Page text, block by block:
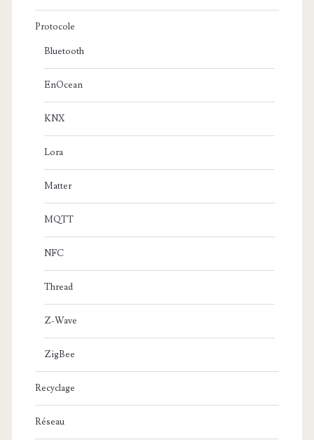
Protocole
Bluetooth
EnOcean
KNX
Lora
Matter
MQTT
NFC
Thread
Z-Wave
ZigBee
Recyclage
Réseau